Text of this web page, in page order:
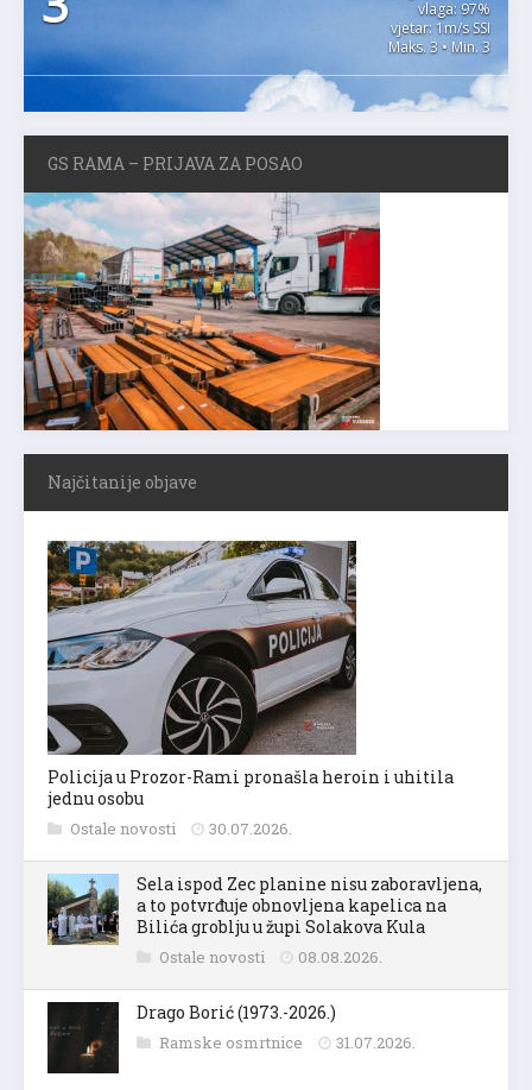
vlaga: 97%
vjetar: 1m/s SSI
Maks. 3 • Min. 3
GS RAMA – PRIJAVA ZA POSAO
Najčitanije objave
Policija u Prozor-Rami pronašla heroin i uhitila
jednu osobu
Ostale novosti 30.07.2026.
Sela ispod Zec planine nisu zaboravljena,
a to potvrđuje obnovljena kapelica na
Bilića groblju u župi Solakova Kula
Ostale novosti 08.08.2026.
Drago Borić (1973.-2026.)
Ramske osmrtnice 31.07.2026.